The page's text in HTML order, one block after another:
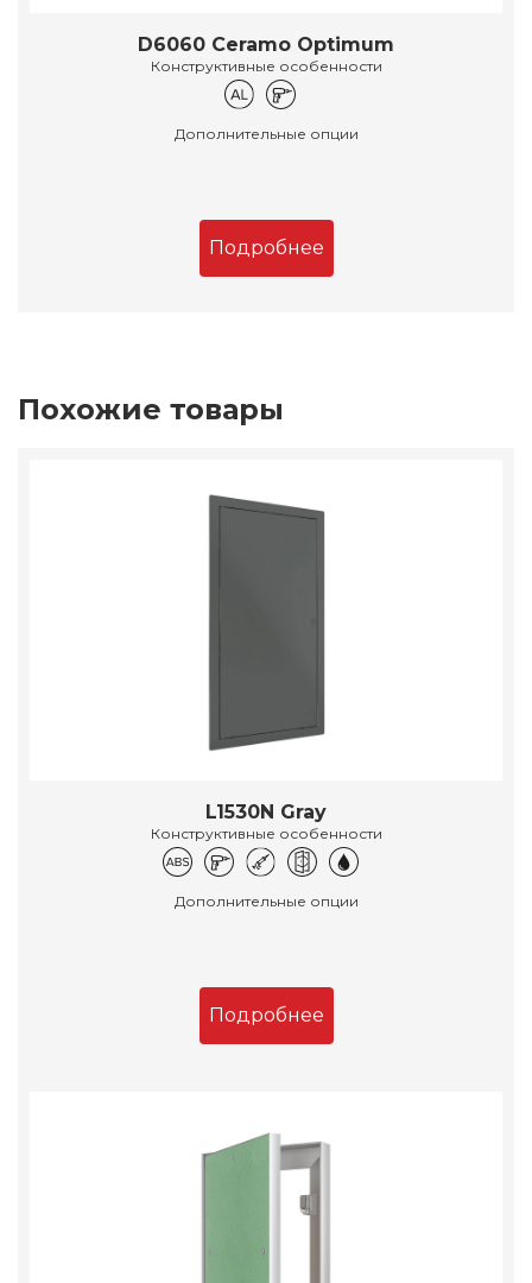
D6060 Ceramo Optimum
Конструктивные особенности
Дополнительные опции
Подробнее
Похожие товары
L1530N Gray
Конструктивные особенности
Дополнительные опции
Подробнее